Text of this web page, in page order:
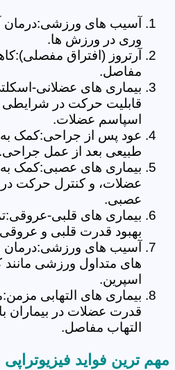
آسیب های ورزشی:درمان
وری در ورزش ها.
آرتروز (افتراق
مفاصل.
بیماری های عضلانی-
قابلیت حرکت در شرایطی
اسپاسم عضلات.
عود پس از جراحی:کمک
طبیعی بعد از عمل جراحی.
بیماری های عصبی:کمک به
عضلات، و کنترل حرکت در
عصبی.
بیماری های قلبی-
بهبود قدرت قلبی و
آسیب های ورزشی:درمان
های متداول ورزشی
اسپرین.
بیماری های التهابی
قدرت عضلات در بیماران
التهاب مفاصل.
مهم ترین فواید